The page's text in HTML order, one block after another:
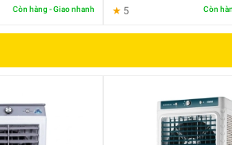
bảng điều khiển cơ nằm mặt trước của
3 mức cho bạn tùy chỉnh phù hợp với
Còn hàng - Giao nhanh ★ 5 Còn